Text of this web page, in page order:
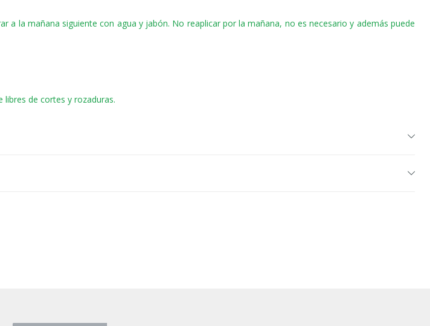
la mañana siguiente con agua y jabón. No reaplicar por la mañana, no es necesario y además puede
libres de cortes y rozaduras.